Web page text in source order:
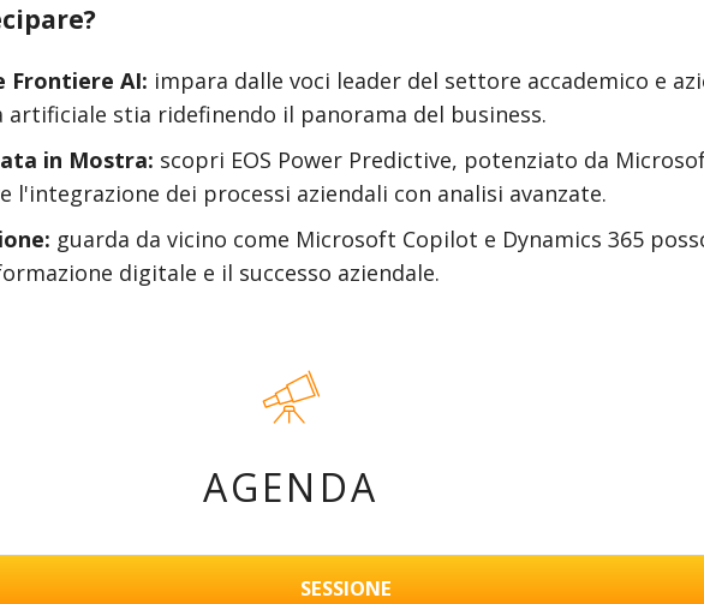
Frontiere AI: impara dalle voci leader del settore accademico e
artificiale stia ridefinendo il panorama del business.
in Mostra: scopri EOS Power Predictive, potenziato da
l'integrazione dei processi aziendali con analisi avanzate.
guarda da vicino come Microsoft Copilot e Dynamics 365
digitale e il successo aziendale.
AGENDA
SESSIONE